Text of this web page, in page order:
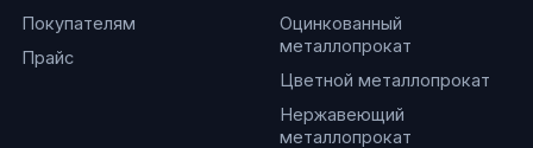
Покупателям
Прайс
Оцинкованный
металлопрокат
Цветной металлопрокат
Нержавеющий
металлопрокат